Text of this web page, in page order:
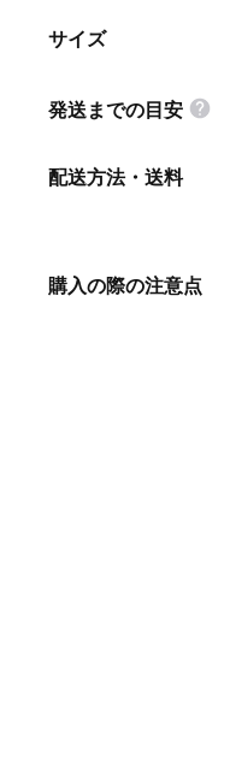
サイズ
発送までの目安
配送方法・送料
購入の際の注意点